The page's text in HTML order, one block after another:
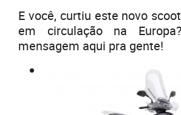
E você, curtiu este novo
em circulação na
mensagem aqui pra gente!